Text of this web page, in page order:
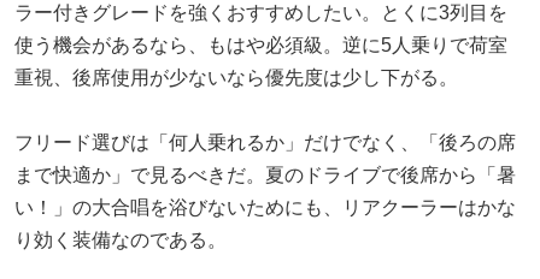
ラー付きグレードを強くおすすめしたい。とくに3列目を
使う機会があるなら、もはや必須級。逆に5人乗りで荷室
重視、後席使用が少ないなら優先度は少し下がる。
フリード選びは「何人乗れるか」だけでなく、「後ろの席
まで快適か」で見るべきだ。夏のドライブで後席から「暑
い！」の大合唱を浴びないためにも、リアクーラーはかな
り効く装備なのである。